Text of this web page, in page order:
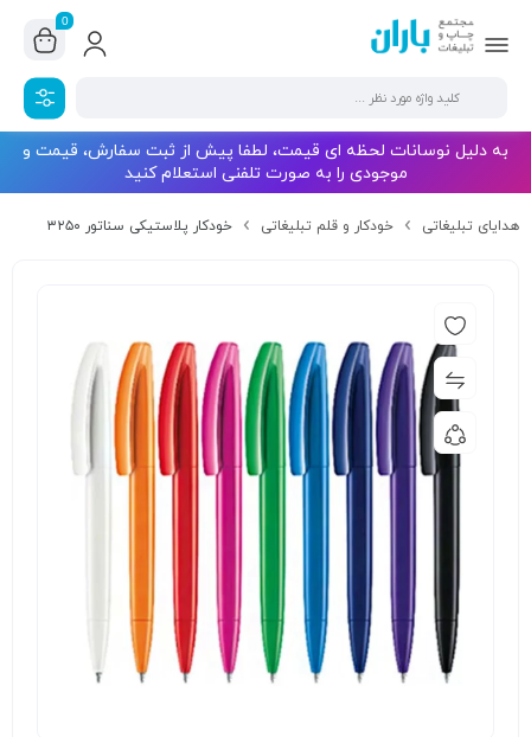
0
به دلیل نوسانات لحظه ای قیمت، لطفا پیش از ثبت سفارش، قیمت و
موجودی را به صورت تلفنی استعلام کنید
هدایای تبلیغاتی خودکار و قلم تبلیغاتی خودکار پلاستیکی سناتور ۳۲۵۰